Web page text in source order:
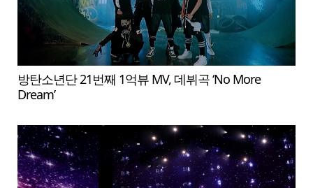
방탄소년단 21번째 1억뷰 MV, 데뷔곡 ‘No More
Dream’